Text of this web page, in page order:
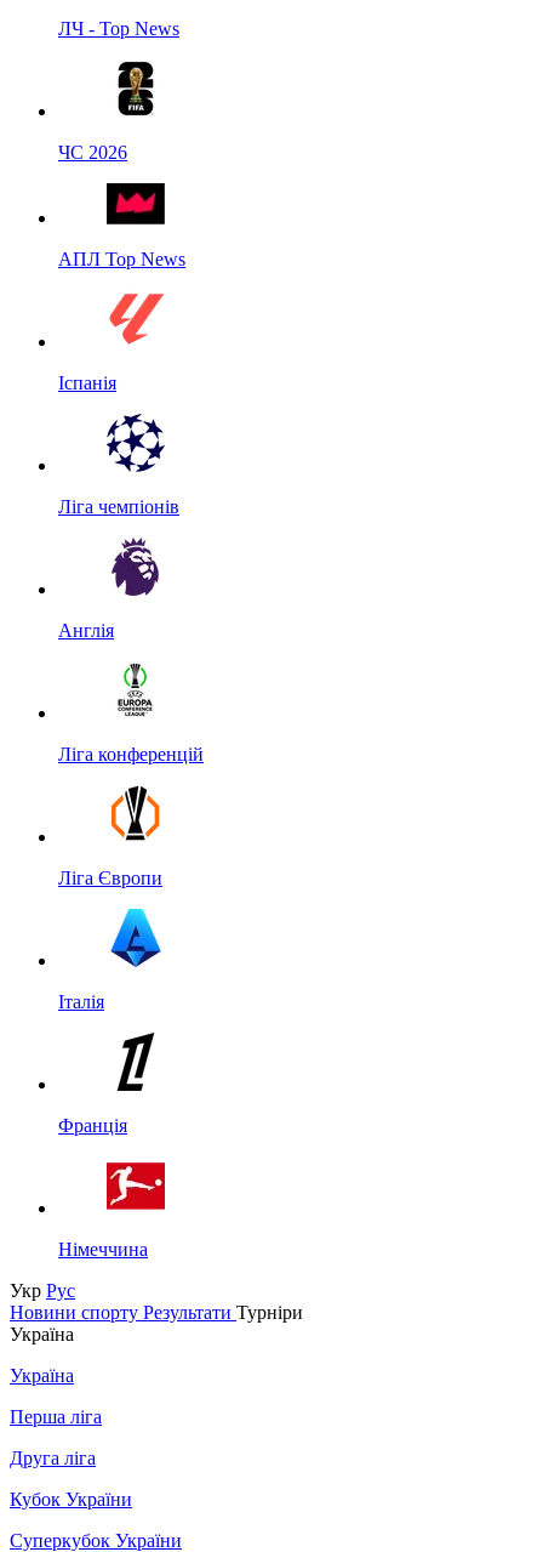
ЛЧ - Top News
ЧС 2026
АПЛ Top News
Іспанія
Ліга чемпіонів
Англія
Ліга конференцій
Ліга Європи
Італія
Франція
Німеччина
Укр Рус
Новини спорту Результати Турніри
Україна
Україна
Перша ліга
Друга ліга
Кубок України
Суперкубок України